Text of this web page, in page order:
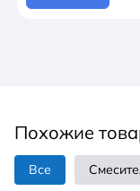
Похожие
Все